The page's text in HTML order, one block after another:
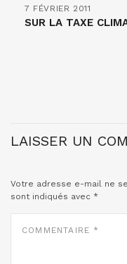
7 FÉVRIER 2011
SUR LA TAXE
LAISSER UN
Votre adresse e-mail ne
sont indiqués avec *